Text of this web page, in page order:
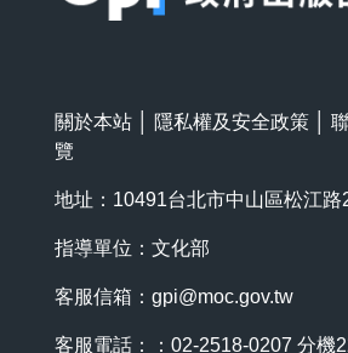
關於本站 隱私權及安全政策
覽
地址：10491台北市中山區松江路
指導單位：文化部
客服信箱： gpi@moc.gov.tw
客服電話：：02-2518-0207 分機